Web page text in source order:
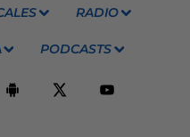
RADIO
PODCASTS